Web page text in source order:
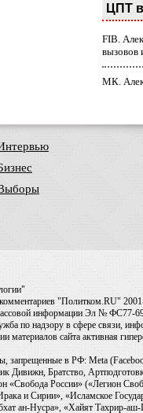
ЦПТ
FIB.
вызовов
МК.
"Политком.RU"
информации Эл № ФС77-
по надзору в сфере связи,
материалов сайта активная
запрещенные в РФ: Meta
Дивижн, Братство,
«Свобода России» («Легион
Ирака и Сирии», «Исламское
ан-Нусра», «Хайят